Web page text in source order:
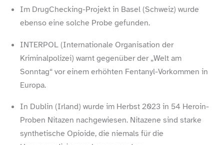
Im DrugChecking-​Projekt in Basel (Schweiz) wurde
ebenso eine solche Probe gefunden.
INTERPOL (Internationale Organisation der
Kriminalpolizei) warnt gegenüber der „Welt am
Sonntag“ vor einem erhöhten Fentanyl-​Vorkommen in
Europa.
In Dublin (Irland) wurde im Herbst 2023 in 54 Heroin-​
Proben Nitazen nachgewiesen. Nitazene sind starke
synthetische Opioide, die niemals für die